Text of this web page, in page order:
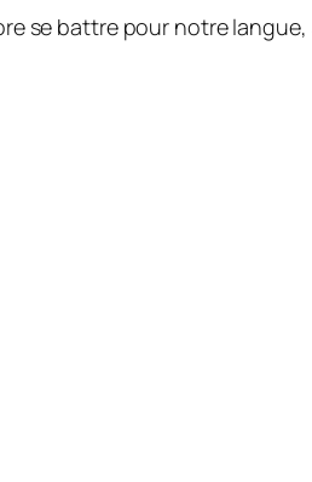
se battre pour notre langue,